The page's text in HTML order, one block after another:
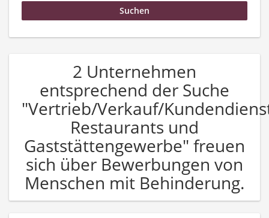
2 Unternehmen
entsprechend der Suche
"Vertrieb/Verkauf/
Restaurants und
Gaststättengewerbe" freuen
sich über Bewerbungen von
Menschen mit Behinderung.